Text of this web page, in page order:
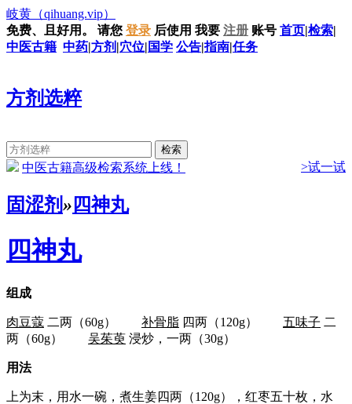
岐黄 （qihuang.vip）
免费、且好用。
请您 登录 后使用 我要 注册 账号 首页|检索|
中医古籍 中药|方剂 |穴位| 国学 公告|指南|任务
方剂选粹
中医古籍高级检索系统上线！ >试一试
固涩剂» 四神丸
四神丸
组成
肉豆蔻 二两（60g） 补骨脂 四两（120g） 五味子 二
两（60g） 吴茱萸 浸炒，一两（30g）
用法
上为末，用水一碗，煮生姜四两（120g），红枣五十枚，水